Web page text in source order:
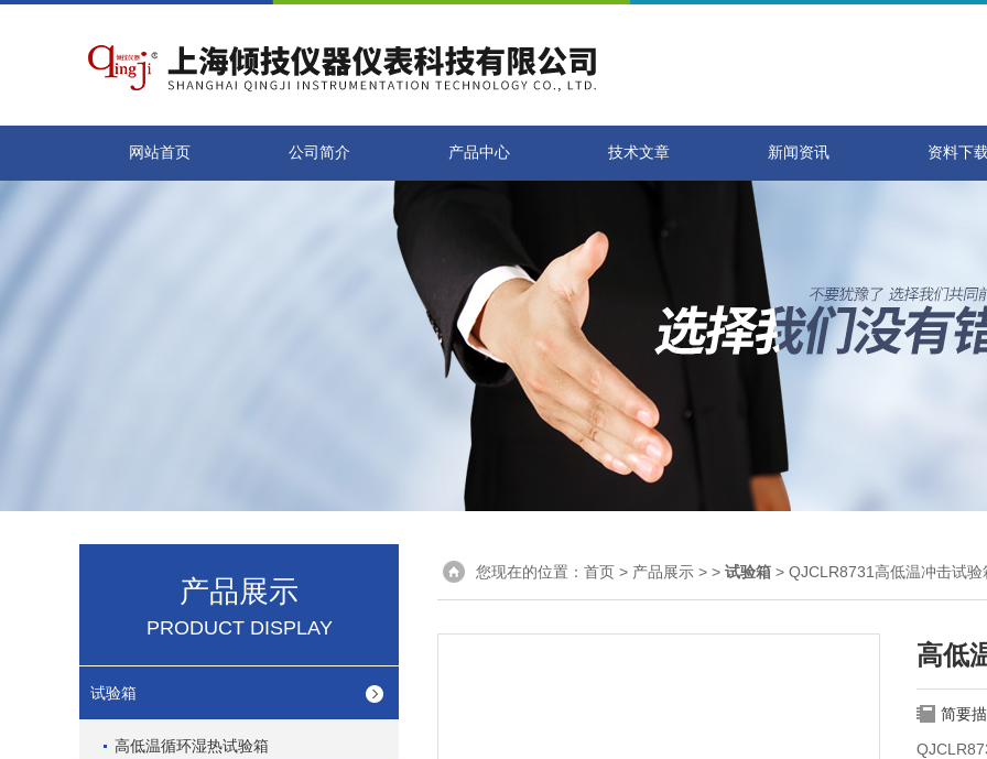
网站首页 公司简介 产品中心 技术文章 新闻资讯 资料下
产品展示
PRODUCT DISPLAY
试验箱
高低温循环湿热试验箱
您现在的位置： 首页 > 产品展示 > > 试验箱 > QJCLR8731高低温冲击试验
高低
简要描